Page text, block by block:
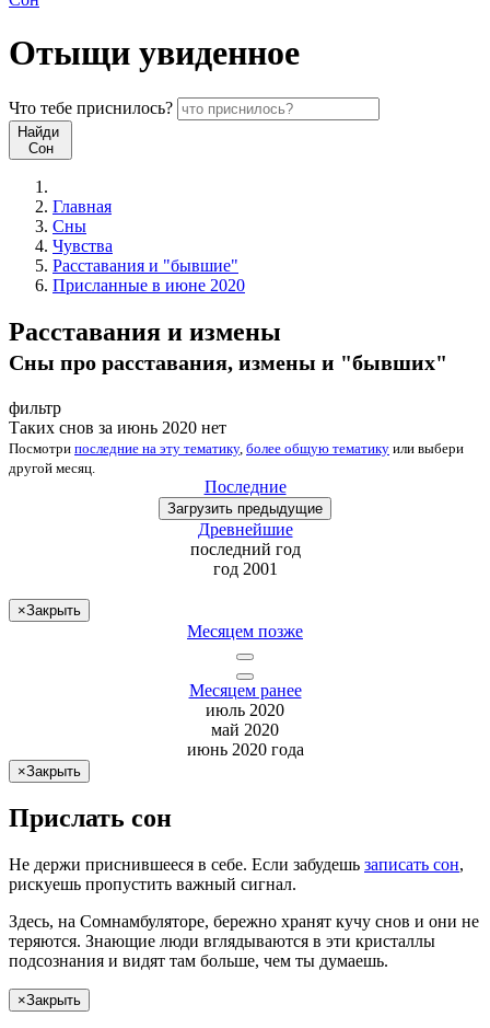
Отыщи увиденное
Что тебе приснилось?
Найди
Сон
Главная
Сны
Чувства
Расставания и "бывшие"
Присланные в июне 2020
Расставания и измены
Сны про расставания, измены и "бывших"
фильтр
Таких снов за июнь 2020 нет
Посмотри последние на эту тематику, более общую тематику или выбери
другой месяц
Последние
Загрузить предыдущие
Древнейшие
последний год
год 2001
×Закрыть
Месяцем позже
Месяцем ранее
июль 2020
май 2020
июнь 2020 года
×Закрыть
Прислать сон
Не держи приснившееся в себе. Если забудешь записать сон,
рискуешь пропустить важный сигнал.
Здесь, на Сомнамбуляторе, бережно хранят кучу снов и они не
теряются. Знающие люди вглядываются в эти кристаллы
подсознания и видят там больше, чем ты думаешь.
×Закрыть